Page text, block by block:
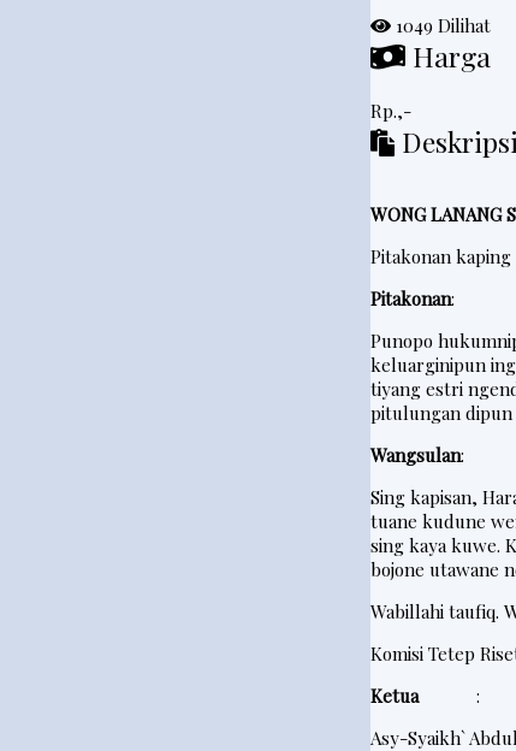
1049 Dilihat
Harga
Rp.,-
Deskripsi
WONG LANANG
Pitakonan
Pitakonan:
Punopo
keluarginipun
tiyang estri
pitulungan dipun
Wangsulan:
Sing kapisan,
tuane kudune
sing kaya kuwe.
bojone utawane
Wabillahi taufiq.
Komisi Tetep
Ketua :
Asy-Syaikh`